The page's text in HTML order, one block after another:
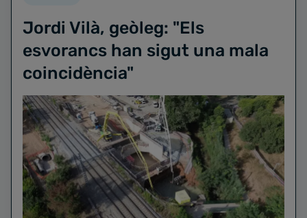
Jordi Vilà, geòleg: "Els
esvorancs han sigut una mala
coincidència"